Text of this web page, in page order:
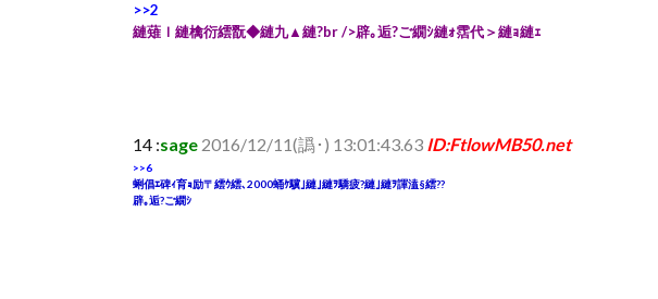
>>2
縺薙ｌ縺檎衍繧翫◆縺九▲縺?br />辟｡逅?ご繝ｼ縺ｫ霑代＞縺ｮ縺ｪ
14 :sage 2016/12/11(譌･) 13:01:43.63 ID:FtlowMB50.net
>>6
蜊倡ｴ碑ｨ育ｮ励〒繧ｳ繧､2000蛹ｹ驥｣縺｣縺ｦ驕疲?縺｣縺ｦ諢溘§繧??
辟｡逅?ご繝ｼ